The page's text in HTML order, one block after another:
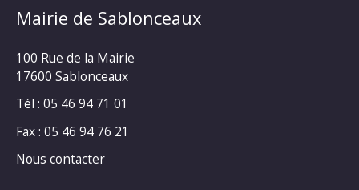
Mairie de Sablonceaux
100 Rue de la Mairie
17600 Sablonceaux
Tél : 05 46 94 71 01
Fax : 05 46 94 76 21
Nous contacter